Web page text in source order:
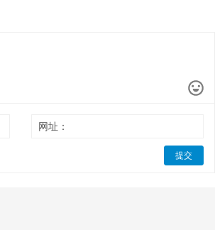
网址：
提交